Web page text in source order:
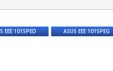
EEE 1015PED ASUS EEE 1015PEG